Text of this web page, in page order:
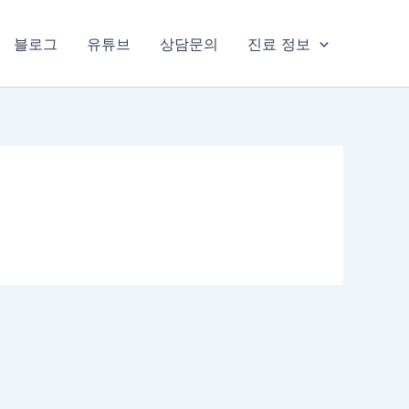
블로그 유튜브 상담문의 진료 정보